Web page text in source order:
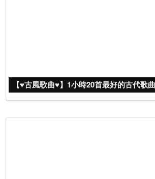
【♥古風歌曲♥】1小時20首最好的古代歌